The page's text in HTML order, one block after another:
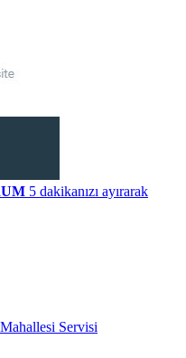
5 dakikanızı ayırarak